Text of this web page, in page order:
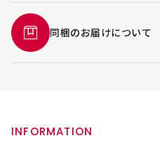
同梱のお届けについて
INFORMATION